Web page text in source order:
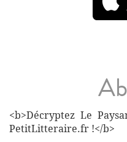
<b>Décryptez Le
PetitLitteraire.fr !</b>